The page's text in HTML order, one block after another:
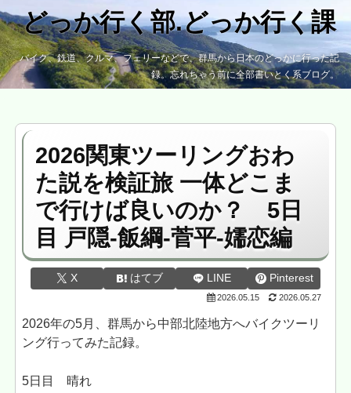
どっか行く部.どっか行く課
バイク、鉄道、クルマ、フェリーなどで、群馬から日本のどっかに行った記
録。忘れちゃう前に全部書いとく系ブログ。
2026関東ツーリングおわ
た説を検証旅 一体どこま
で行けば良いのか？ 5日
目 戸隠-飯綱-菅平-嬬恋編
X はてブ LINE Pinterest
2026.05.15 2026.05.27
2026年の5月、群馬から中部北陸地方へバイクツーリ
ング行ってみた記録。
5日目 晴れ